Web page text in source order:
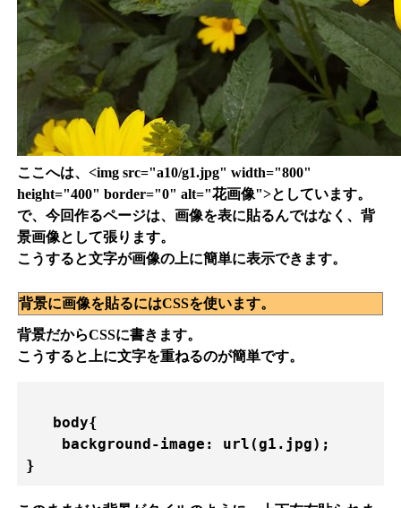
ここへは、<img src="a10/g1.jpg" width="800"
height="400" border="0" alt="花画像">としています。
で、今回作るページは、画像を表に貼るんではなく、背
景画像として張ります。
こうすると文字が画像の上に簡単に表示できます。
背景に画像を貼るにはCSSを使います。
背景だからCSSに書きます。
こうすると上に文字を重ねるのが簡単です。
   body{
    background-image: url(g1.jpg);
}